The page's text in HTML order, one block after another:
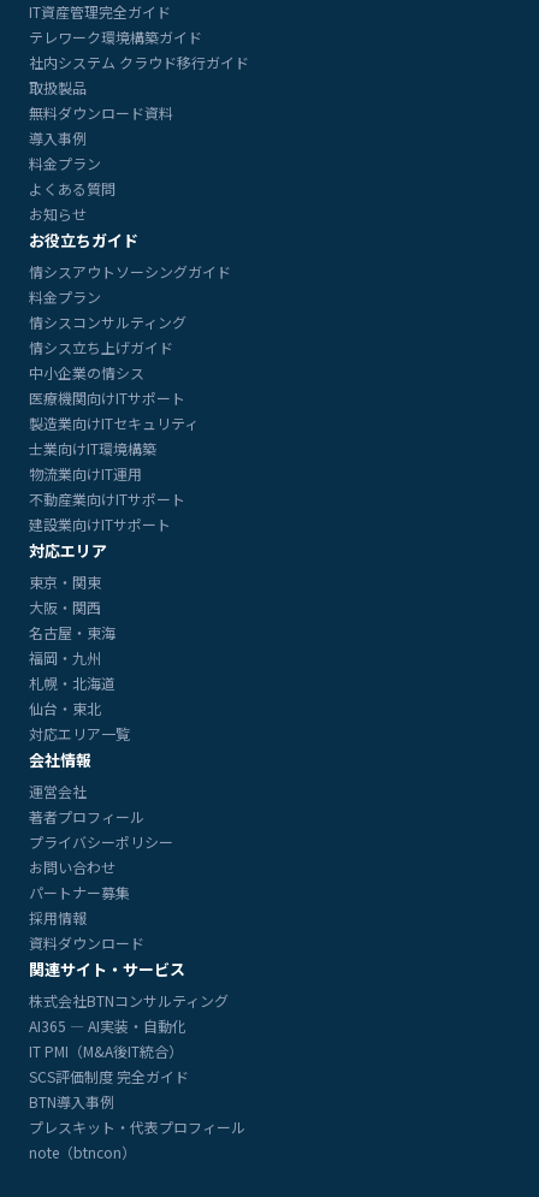
IT資産管理完全ガイド
テレワーク環境構築ガイド
社内システム クラウド移行ガイド
取扱製品
無料ダウンロード資料
導入事例
料金プラン
よくある質問
お知らせ
お役立ちガイド
情シスアウトソーシングガイド
料金プラン
情シスコンサルティング
情シス立ち上げガイド
中小企業の情シス
医療機関向けITサポート
製造業向けITセキュリティ
士業向けIT環境構築
物流業向けIT運用
不動産業向けITサポート
建設業向けITサポート
対応エリア
東京・関東
大阪・関西
名古屋・東海
福岡・九州
札幌・北海道
仙台・東北
対応エリア一覧
会社情報
運営会社
著者プロフィール
プライバシーポリシー
お問い合わせ
パートナー募集
採用情報
資料ダウンロード
関連サイト・サービス
株式会社BTNコンサルティング
AI365 — AI実装・自動化
IT PMI（M&A後IT統合）
SCS評価制度 完全ガイド
BTN導入事例
プレスキット・代表プロフィール
note（btncon）